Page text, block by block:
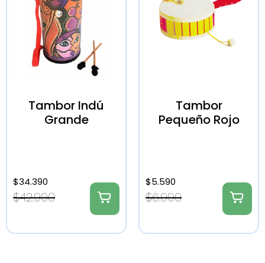
Tambor Indú
Grande
$42.990
$34.390
Tambor
Pequeño Rojo
$6.990
$5.590